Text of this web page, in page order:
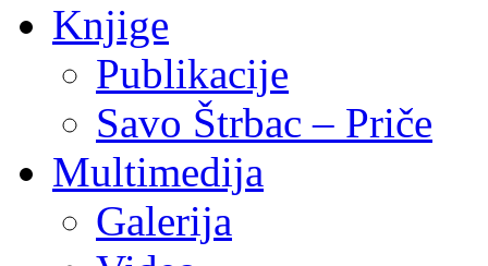
Knjige
Publikacije
Savo Štrbac – Priče
Multimedija
Galerija